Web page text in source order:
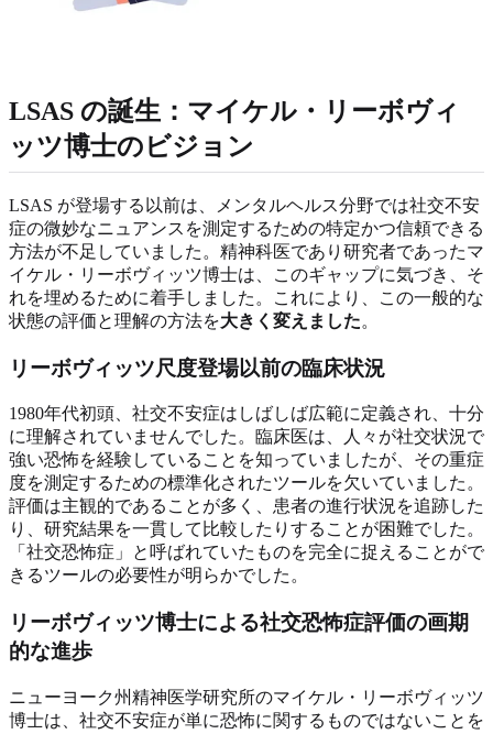
LSAS の誕生：マイケル・リーボヴィ
ッツ博士のビジョン
LSAS が登場する以前は、メンタルヘルス分野では社交不安
症の微妙なニュアンスを測定するための特定かつ信頼できる
方法が不足していました。精神科医であり研究者であったマ
イケル・リーボヴィッツ博士は、このギャップに気づき、そ
れを埋めるために着手しました。これにより、この一般的な
状態の評価と理解の方法を大きく変えました。
リーボヴィッツ尺度登場以前の臨床状況
1980年代初頭、社交不安症はしばしば広範に定義され、十分
に理解されていませんでした。臨床医は、人々が社交状況で
強い恐怖を経験していることを知っていましたが、その重症
度を測定するための標準化されたツールを欠いていました。
評価は主観的であることが多く、患者の進行状況を追跡した
り、研究結果を一貫して比較したりすることが困難でした。
「社交恐怖症」と呼ばれていたものを完全に捉えることがで
きるツールの必要性が明らかでした。
リーボヴィッツ博士による社交恐怖症評価の画期
的な進歩
ニューヨーク州精神医学研究所のマイケル・リーボヴィッツ
博士は、社交不安症が単に恐怖に関するものではないことを